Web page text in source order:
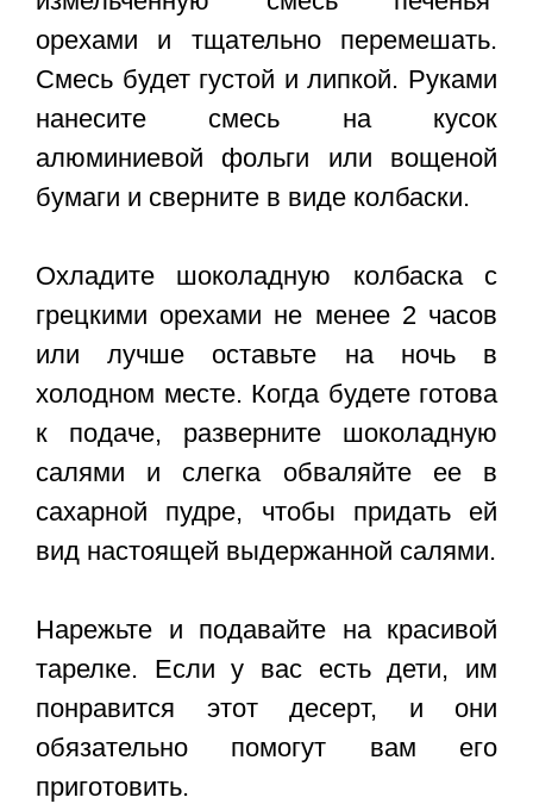
орехами и тщательно перемешать.
Смесь будет густой и липкой. Руками
нанесите смесь на кусок
алюминиевой фольги или вощеной
бумаги и сверните в виде колбаски.
Охладите шоколадную колбаска с
грецкими орехами не менее 2 часов
или лучше оставьте на ночь в
холодном месте. Когда будете готова
к подаче, разверните шоколадную
салями и слегка обваляйте ее в
сахарной пудре, чтобы придать ей
вид настоящей выдержанной салями.
Нарежьте и подавайте на красивой
тарелке. Если у вас есть дети, им
понравится этот десерт, и они
обязательно помогут вам его
приготовить.